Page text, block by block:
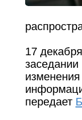
17
передает